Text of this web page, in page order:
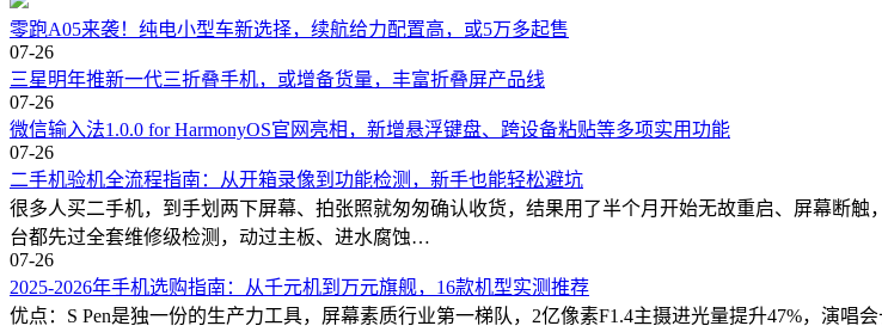
零跑A05来袭！纯电小型车新选择，续航给力配置高，或5万多起售
07-26
三星明年推新一代三折叠手机，或增备货量，丰富折叠屏产品线
07-26
微信输入法1.0.0 for HarmonyOS官网亮相，新增悬浮键盘、跨设备粘贴等多项实用功能
07-26
二手机验机全流程指南：从开箱录像到功能检测，新手也能轻松避坑
很多人买二手机，到手划两下屏幕、拍张照就匆匆确认收货，结果用了半个月开始无故重启、屏幕断
台都先过全套维修级检测，动过主板、进水腐蚀…
07-26
2025-2026年手机选购指南：从千元机到万元旗舰，16款机型实测推荐
优点：S Pen是独一份的生产力工具，屏幕素质行业第一梯队，2亿像素F1.4主摄进光量提升47%，演唱